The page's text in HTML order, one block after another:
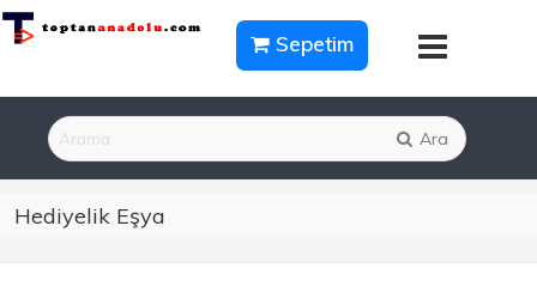
Sepetim
Ara
Hediyelik Eşya